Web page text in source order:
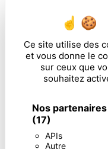
Ce site utilise des
et vous donne le
sur ceux que
souhaitez
Nos partenaires
(17)
APIs
Autre
En cochant
particulières ci-
** Les données personnelles
et sont enregistrées dans un
traitants dans le seul but de
communiquées aux seuls
rectification, d’effacement, de
votre consentement à tout